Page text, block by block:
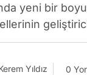
yeni bir
Yıldız 0